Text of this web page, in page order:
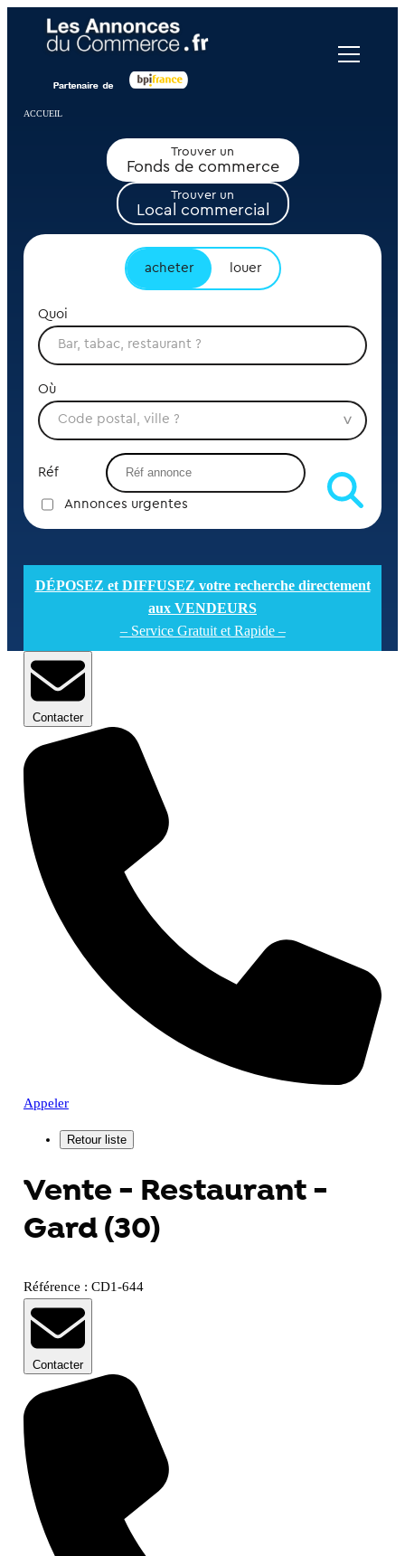
ACCUEIL
Trouver un
Fonds de commerce
Trouver un
Local commercial
acheter louer
Quoi
Où
Réf
Annonces urgentes
DÉPOSEZ et DIFFUSEZ votre recherche directement
aux VENDEURS
– Service Gratuit et Rapide –
Contacter
Appeler
Vente - Restaurant -
Gard (30)
Référence : CD1-644
Contacter
Panneau de gestion des cookies